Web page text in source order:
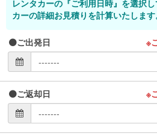
レンタカーの『ご利用日時』を選択
カーの詳細お見積りを計算いたします
ご出発日 ※
ご返却日 ※